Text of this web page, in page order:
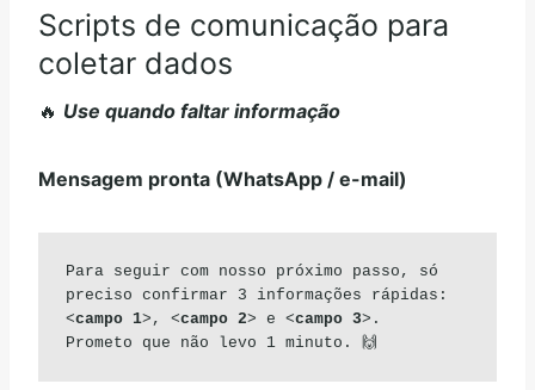
Scripts de comunicação para
coletar dados
🔥 Use quando faltar informação
Mensagem pronta (WhatsApp / e-mail)
Para seguir com nosso próximo passo, só
preciso confirmar 3 informações rápidas:
<campo 1>, <campo 2> e <campo 3>.
Prometo que não levo 1 minuto. 🙌